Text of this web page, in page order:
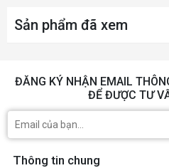
Sản phẩm đã xem
ĐĂNG KÝ NHẬN EMAIL
ĐỂ ĐƯỢC TƯ
Thông tin chung